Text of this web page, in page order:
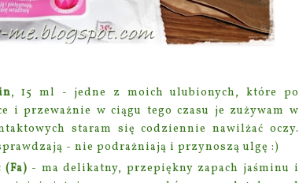
, 15 ml - jedne z moich ulubionych, które po
i przeważnie w ciągu tego czasu je zużywam w
staram się codziennie nawilżać oczy.
- nie podrażniają i przynoszą ulgę :)
- ma delikatny, przepiękny zapach jaśminu i